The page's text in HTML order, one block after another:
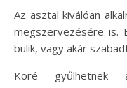
Az asztal kiválóan
megszervezésére is.
bulik, vagy akár
Köré gyűlhetnek